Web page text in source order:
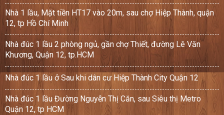
Nhà 1 lầu, Mặt tiền HT17 vào 20m, sau chợ Hiệp Thành, quận
12, tp Hồ Chí Minh
Nhà đúc 1 lầu 2 phòng ngủ, gần chợ Thiết, đường Lê Văn
Khương, Quận 12, tp.HCM
Nhà đúc 1 lầu ở Sau khi dân cư Hiệp Thành City Quận 12
Nhà đúc 1 lầu Đường Nguyễn Thị Căn, sau Siêu thị Metro
Quận 12, tp HCM